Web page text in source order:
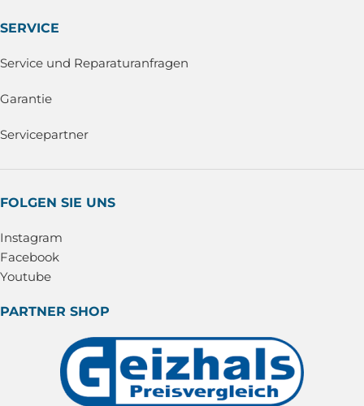
SERVICE
Service und Reparaturanfragen
Garantie
Servicepartner
FOLGEN SIE UNS
Instagram
Facebook
Youtube
PARTNER SHOP